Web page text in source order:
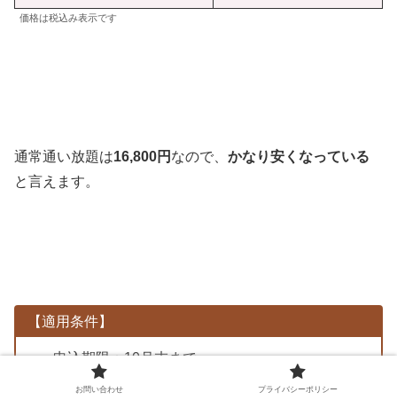
価格は税込み表示です
通常通い放題は16,800円 なので、 かなり安くなっている
と言えます。
【適用条件】
申込期限：10月末まで
対象店舗にて体験当日の登録が必要
お問い合わせ プライバシーポリシー